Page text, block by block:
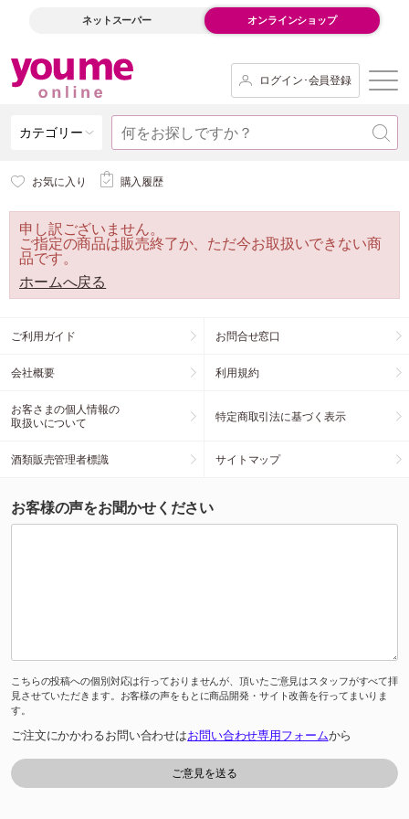
ネットスーパー オンラインショップ
ログイン･会員登録
カテゴリー
お気に入り 購入履歴
申し訳ございません。
ご指定の商品は販売終了か、ただ今お取扱いできない商
品です。
ホームへ戻る
ご利用ガイド お問合せ窓口
会社概要 利用規約
お客さまの個人情報の
取扱いについて
特定商取引法に基づく表示
酒類販売管理者標識 サイトマップ
お客様の声をお聞かせください
こちらの投稿への個別対応は行っておりませんが、頂いたご意見はスタッフがすべて拝
見させていただきます。お客様の声をもとに商品開発・サイト改善を行ってまいりま
す。
ご注文にかかわるお問い合わせはお問い合わせ専用フォームから